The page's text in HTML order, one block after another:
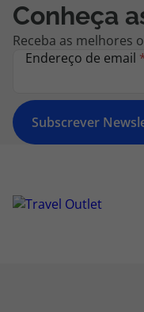
Conheça
Receba as melhores
Endereço de email
Subscrever